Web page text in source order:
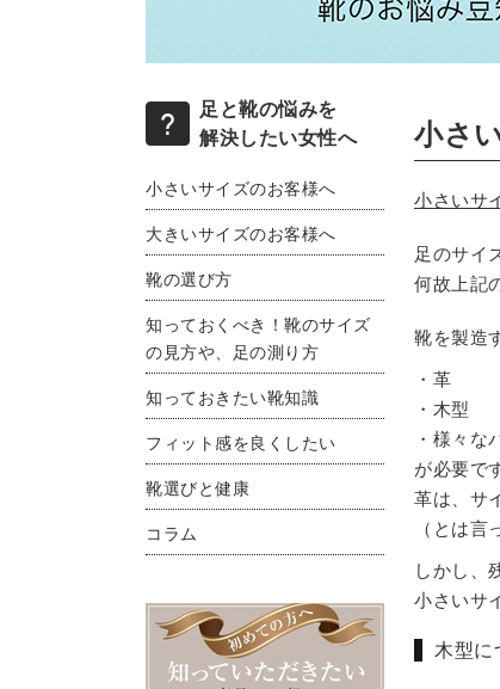
足と靴の悩みを
解決したい女性へ
小さいサイズのお客様へ
大きいサイズのお客様へ
靴の選び方
知っておくべき！靴のサイズ
の見方や、足の測り方
知っておきたい靴知識
フィット感を良くしたい
靴選びと健康
コラム
小さ
小さいサ
足のサイ
何故上記
靴を製造
・革
・木型
・様々な
が必要で
革は、サ
（とは言
しかし、
小さいサ
木型に